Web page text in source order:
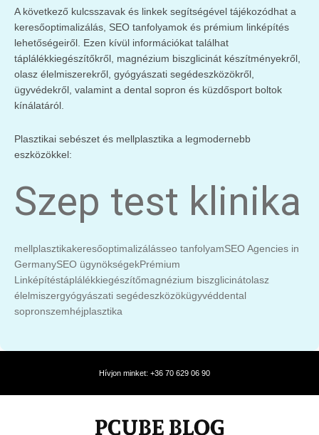
A következő kulcsszavak és linkek segítségével tájékozódhat a
keresőoptimalizálás, SEO tanfolyamok és prémium linképítés
lehetőségeiről. Ezen kívül információkat találhat
táplálékkiegészítőkről, magnézium biszglicinát készítményekről,
olasz élelmiszerekről, gyógyászati segédeszközökről,
ügyvédekről, valamint a dental sopron és küzdősport boltok
kínálatáról.
Plasztikai sebészet és mellplasztika a legmodernebb
eszközökkel:
Szep test klinika
mellplasztikakeresőoptimalizálásseo tanfolyamSEO Agencies in
GermanySEO ügynökségekPrémium
Linképítéstáplálékkiegészítőmagnézium biszglicinátolasz
élelmiszergyógyászati segédeszközökügyvéddental
sopronszemhéjplasztika
Hívjon minket: +36 70 629 06 90